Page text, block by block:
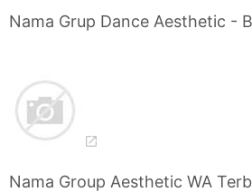
Nama Grup Dance Aesthetic -
Nama Group Aesthetic WA